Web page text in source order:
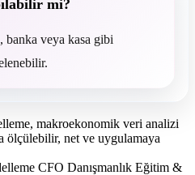
mi?
banka veya kasa gibi
makroekonomik veri analizi
ölçülebilir, net ve uygulamaya
CFO Danışmanlık Eğitim &